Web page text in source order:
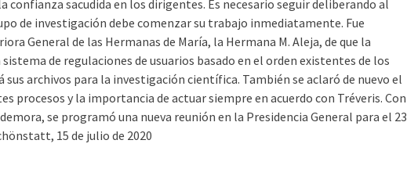
confianza sacudida en los dirigentes. Es necesario seguir deliberando al
de investigación debe comenzar su trabajo inmediatamente. Fue
General de las Hermanas de María, la Hermana M. Aleja, de que la
de regulaciones de usuarios basado en el orden existentes de los
sus archivos para la investigación científica. También se aclaró de nuevo el
procesos y la importancia de actuar siempre en acuerdo con Tréveris. Con
se programó una nueva reunión en la Presidencia General para el 23
15 de julio de 2020